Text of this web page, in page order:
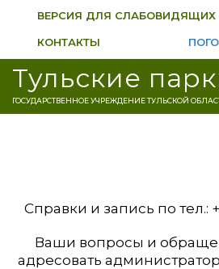
ВЕРСИЯ ДЛЯ СЛАБОВИДЯЩИХ
КОНТАКТЫ
Тульские
ГОСУДАРСТВЕННОЕ УЧРЕЖДЕНИЕ ТУЛЬСКОЙ
Справки и запись по тел.:
Ваши вопросы и
адресовать